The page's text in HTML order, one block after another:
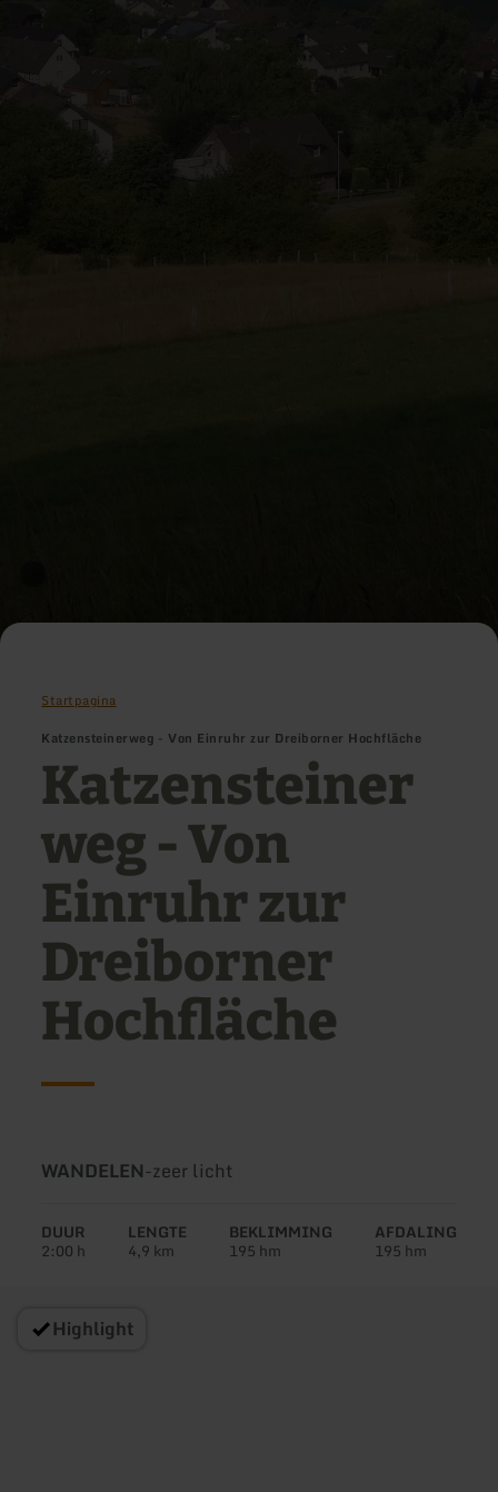
Startpagina
Katzensteinerweg - Von Einruhr zur Dreiborner Hochfläche
Katzensteiner
weg - Von
Einruhr zur
Dreiborner
Hochfläche
Soort
WANDELEN-Moeilijkheidsgraad:
zeer licht
DUUR
2:00 h
LENGTE
4,9 km
BEKLIMMING
195 hm
AFDALING
195 hm
Highlight